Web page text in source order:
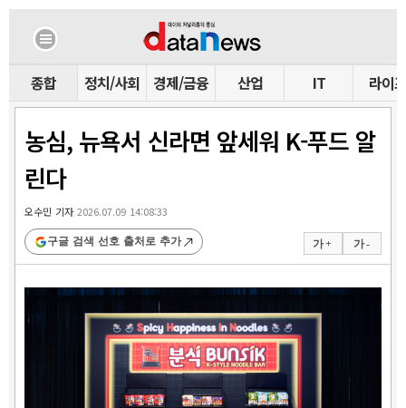
종합 정치/사회 경제/금융 산업 IT 라이프
농심, 뉴욕서 신라면 앞세워 K-푸드 알
린다
오수민 기자2026.07.09 14:08:33
가 + 가 -
구글 검색 선호 출처로 추가